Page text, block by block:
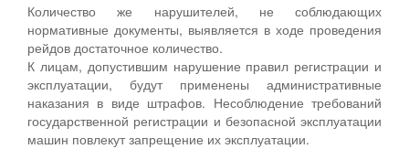
Количество же нарушителей, не соблюдающих
нормативные документы, выявляется в ходе проведения
рейдов достаточное количество.
К лицам, допустившим нарушение правил регистрации и
эксплуатации, будут применены административные
наказания в виде штрафов. Несоблюдение требований
государственной регистрации и безопасной эксплуатации
машин повлекут запрещение их эксплуатации.